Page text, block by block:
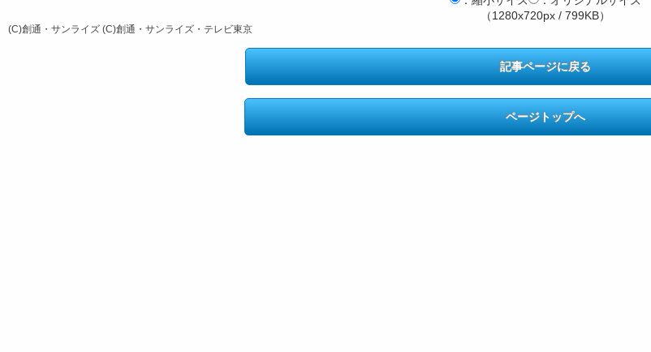
（1280x720px / 799KB）
(C)創通・サンライズ (C)創通・サンライズ・テレビ東京
記事ページに戻る
ページトップへ